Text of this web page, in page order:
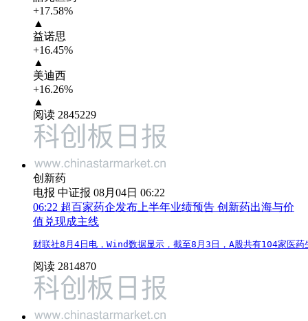
+17.58%
▲
益诺思
+16.45%
▲
美迪西
+16.26%
▲
阅读 2845229
创新药
电报 中证报 08月04日 06:22
06:22 超百家药企发布上半年业绩预告 创新药出海与价
值兑现成主线
财联社8月4日电，Wind数据显示，截至8月3日，A股共有104家医
阅读 2814870